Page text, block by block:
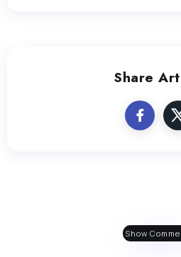
Share
Show